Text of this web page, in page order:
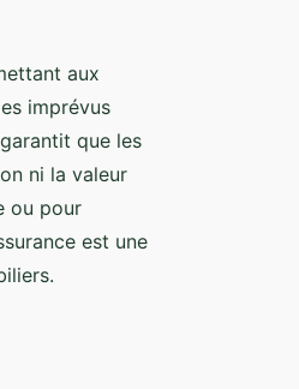
aux
imprévus
que les
ni la valeur
ou pour
est une